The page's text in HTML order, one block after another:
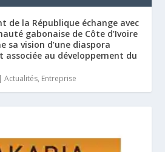
de la République échange avec
gabonaise de Côte d’Ivoire
sa vision d’une diaspora
associée au développement du
|Actualités, Entreprise